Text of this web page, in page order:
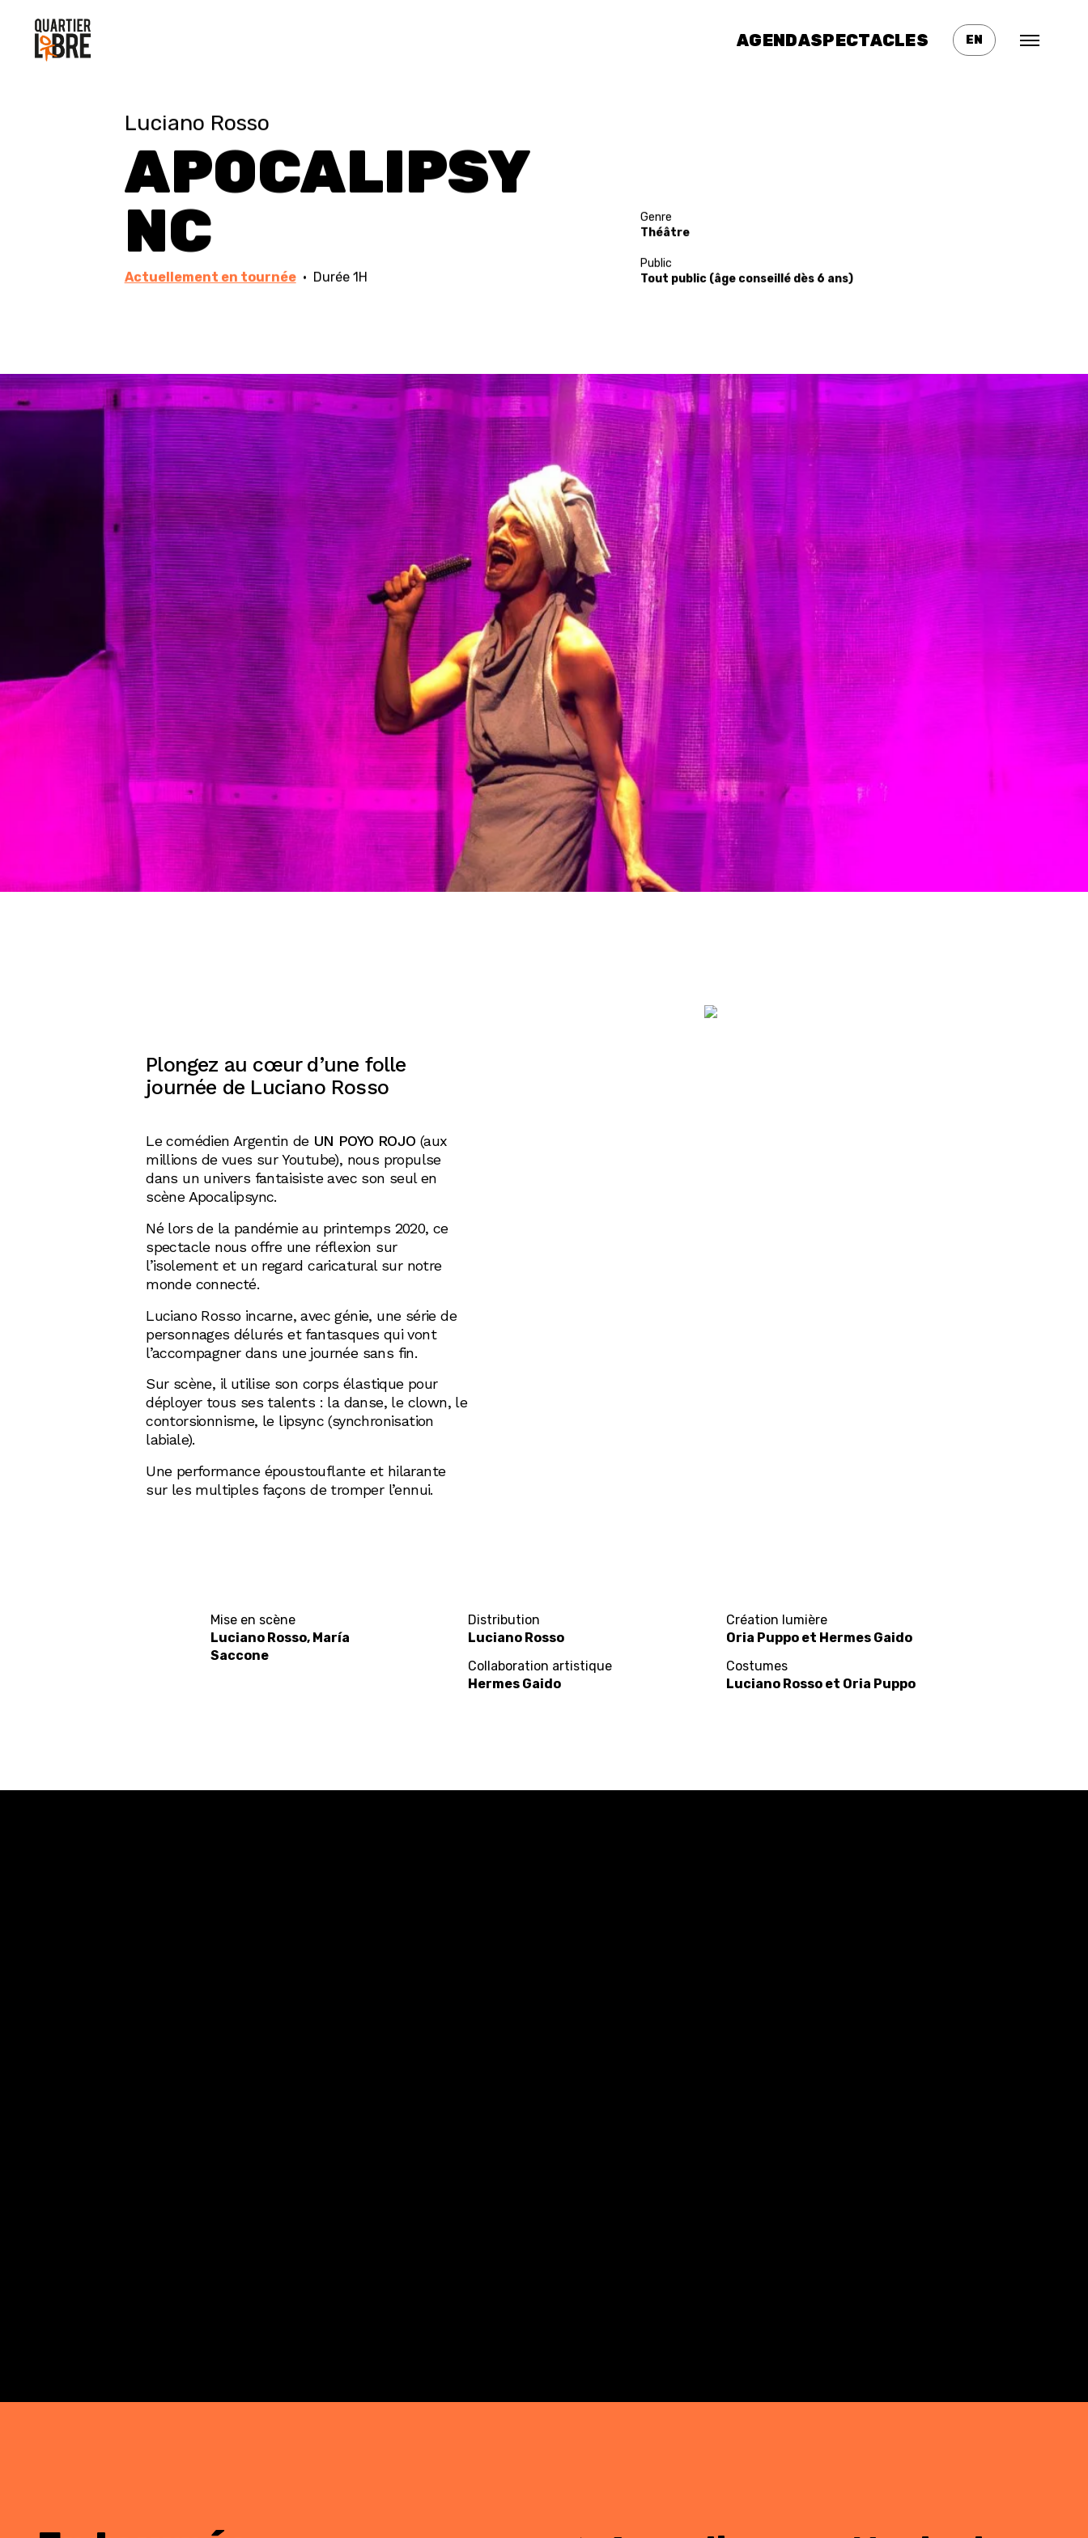
AGENDASPECTACLES EN
Luciano Rosso
APOCALIPSY
NC
Actuellement en tournée· Durée 1H
Genre
Théâtre
Public
Tout public (âge conseillé dès 6 ans)
Plongez au cœur d’une folle
journée de Luciano Rosso
Le comédien Argentin de UN POYO ROJO (aux
millions de vues sur Youtube), nous propulse
dans un univers fantaisiste avec son seul en
scène Apocalipsync.
Né lors de la pandémie au printemps 2020, ce
spectacle nous offre une réflexion sur
l’isolement et un regard caricatural sur notre
monde connecté.
Luciano Rosso incarne, avec génie, une série de
personnages délurés et fantasques qui vont
l’accompagner dans une journée sans fin.
Sur scène, il utilise son corps élastique pour
déployer tous ses talents : la danse, le clown, le
contorsionnisme, le lipsync (synchronisation
labiale).
Une performance époustouflante et hilarante
sur les multiples façons de tromper l’ennui.
Mise en scène
Luciano Rosso, María
Saccone
Distribution
Luciano Rosso
Collaboration artistique
Hermes Gaido
Création lumière
Oria Puppo et Hermes Gaido
Costumes
Luciano Rosso et Oria Puppo